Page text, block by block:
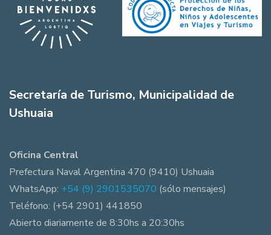
Secretaría de Turismo, Municipalidad de
Ushuaia
Oficina Central
Prefectura Naval Argentina 470 (9410) Ushuaia
WhatsApp: +54 (9) 2901535070 (sólo mensajes)
Teléfono: (+54 2901) 441850
Abierto diariamente de 8:30hs a 20:30hs